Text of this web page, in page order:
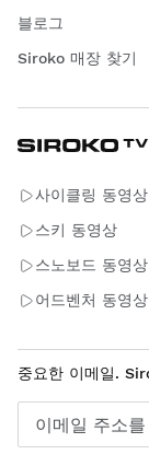
블로그
Siroko 매장 찾기
사이클링 동영상
스키 동영상
스노보드 동영상
어드벤처 동영상
중요한 이메일.
이메일 주소